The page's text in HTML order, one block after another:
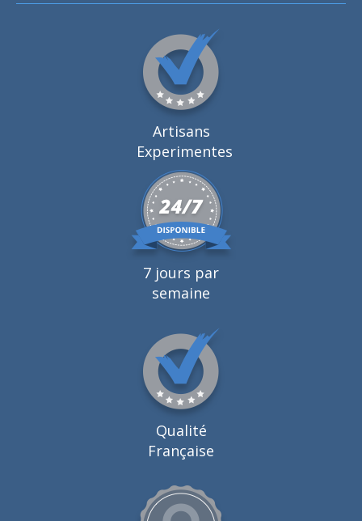
Artisans
Experimentes
7 jours par
semaine
Qualité
Française